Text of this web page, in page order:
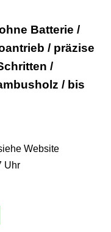
Batterie /
/ präzise
/
/ bis
Website
Uhr